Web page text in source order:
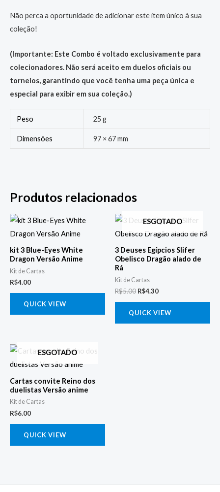
Não perca a oportunidade de adicionar este item único à sua
coleção!
(Importante: Este Combo é voltado exclusivamente para
colecionadores. Não será aceito em duelos oficiais ou
torneios, garantindo que você tenha uma peça única e
especial para exibir em sua coleção.)
Peso 25 g
Dimensões 97 × 67 mm
Produtos relacionados
kit 3 Blue-Eyes White
Dragon Versão Anime
Kit de Cartas
R$4.00
QUICK VIEW
ESGOTADO
3 Deuses Egípcios Slifer
Obelisco Dragão alado de
Rá
Kit de Cartas
R$5.00
preço
original
R$5.00.
R$4.30
O
preço
atual
R$4.30.
QUICK VIEW
ESGOTADO
Cartas convite Reino dos
duelistas Versão anime
Kit de Cartas
R$6.00
QUICK VIEW